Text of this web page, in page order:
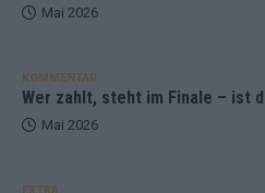
Mai 2026
KOMMENTAR
Wer zahlt, steht im Finale – ist
Mai 2026
EXTRA